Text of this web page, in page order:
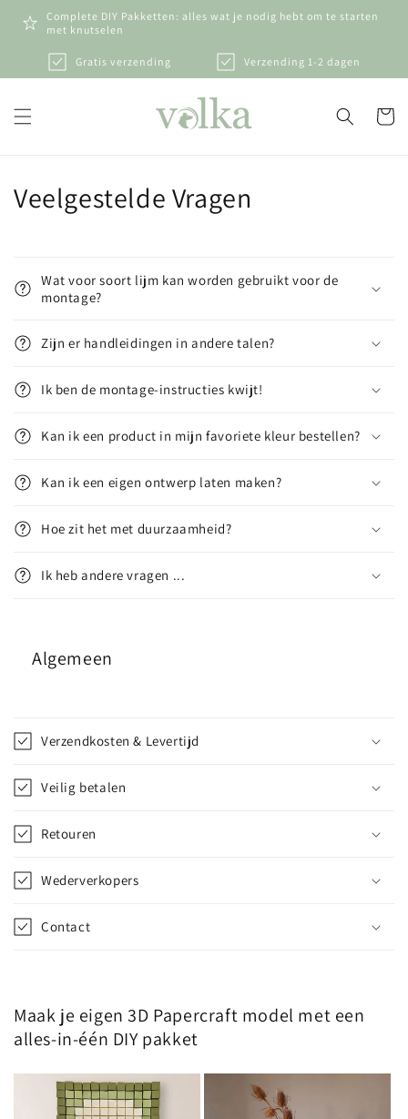
naar de
content
Complete DIY Pakketten: alles wat je nodig hebt om te starten
met knutselen
Gratis verzending Verzending 1-2 dagen
Veelgestelde Vragen
Wat voor soort lijm kan worden gebruikt voor de
montage?
Zijn er handleidingen in andere talen?
Ik ben de montage-instructies kwijt!
Kan ik een product in mijn favoriete kleur bestellen?
Kan ik een eigen ontwerp laten maken?
Hoe zit het met duurzaamheid?
Ik heb andere vragen ...
Algemeen
n
k
l
a
p
b
a
r
e
c
t
e
Verzendkosten & Levertijd
Veilig betalen
Retouren
Wederverkopers
Contact
Maak je eigen 3D Papercraft model met een
alles-in-één DIY pakket